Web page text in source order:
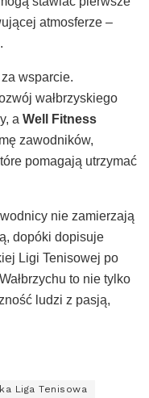
atmosferze –
wsparcie.
wałbrzyskiego
a Well Fitness
zawodników,
pomagają utrzymać
nie zamierzają
dopóki dopisuje
Ligi Tenisowej po
to nie tylko
ludzi z pasją,
Liga Tenisowa